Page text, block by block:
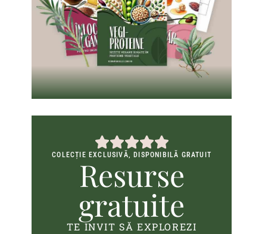
COLECȚIE EXCLUSIVĂ, DISPONIBILĂ GRATUIT
Resurse
gratuite
TE INVIT SĂ EXPLOREZI